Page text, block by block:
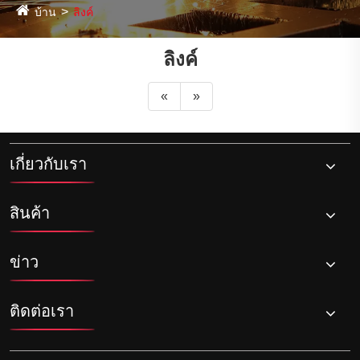
บ้าน ลิงค์
ลิงค์
« »
เกี่ยวกับเรา
สินค้า
ข่าว
ติดต่อเรา